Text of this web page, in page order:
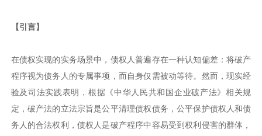
【引言】
在债权实现的实务场景中，债权人普遍存在一种认知偏差：将破产
程序视为债务人的专属事项，而自身仅需被动等待。然而，现实经
验及司法实践表明，根据《中华人民共和国企业破产法》相关规
定，破产法的立法宗旨是公平清理债权债务，公平保护债权人和债
务人的合法权利，债权人是破产程序中容易受到权利侵害的群体，